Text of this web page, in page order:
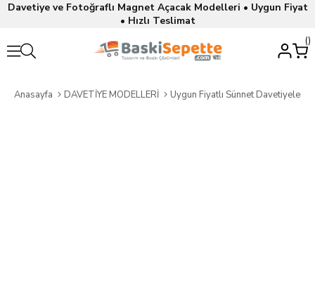
Davetiye ve Fotoğraflı Magnet Açacak Modelleri • Uygun Fiyat
• Hızlı Teslimat
Anasayfa DAVETİYE MODELLERİ Uygun Fiyatlı Sünnet Davetiyeleri